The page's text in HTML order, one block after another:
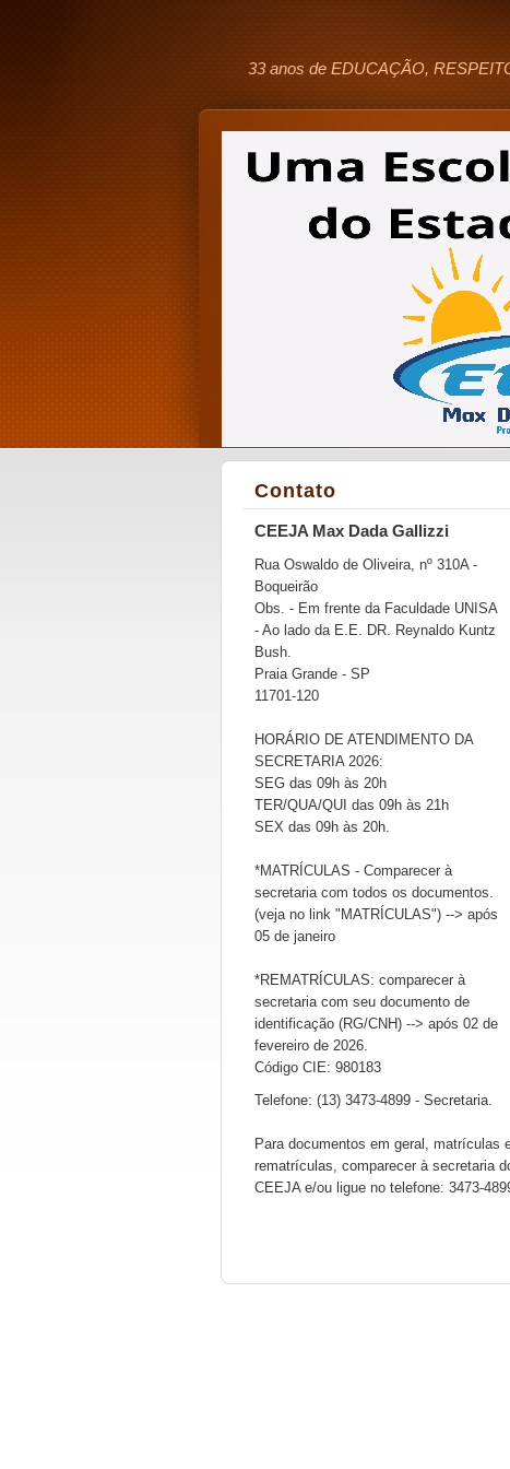
33 anos de EDUCAÇÃO,
Contato
CEEJA Max Dada Gallizzi
Rua Oswaldo de Oliveira, nº 310A -
Boqueirão
Obs. - Em frente da Faculdade UNISA
- Ao lado da E.E. DR. Reynaldo Kuntz
Bush.
Praia Grande - SP
11701-120
HORÁRIO DE ATENDIMENTO DA
SECRETARIA 2026:
SEG das 09h às 20h
TER/QUA/QUI das 09h às 21h
SEX das 09h às 20h.
*MATRÍCULAS - Comparecer à
secretaria com todos os documentos.
(veja no link "MATRÍCULAS") --> após
05 de janeiro
*REMATRÍCULAS: comparecer à
secretaria com seu documento de
identificação (RG/CNH) --> após 02 de
fevereiro de 2026.
Código CIE: 980183
Telefone: (13) 3473-4899 - Secretaria.
Para documentos em geral, matrículas
rematrículas, comparecer à secretaria
CEEJA e/ou ligue no telefone: 3473-